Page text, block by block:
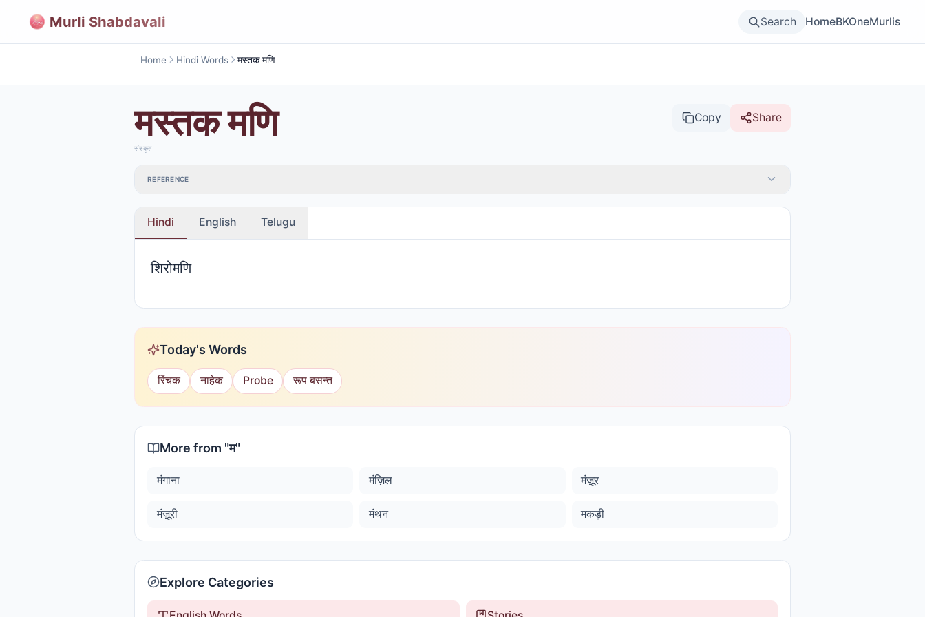
Murli Shabdavali Search HomeBKOneMurlis
Home Hindi Words मस्तक मणि
मस्तक मणि Copy Share
संस्कृत
REFERENCE
Hindi English Telugu
शिरोमणि
Today's Words
रिंचक नाहेक Probe रूप बसन्त
More from "म"
मंगाना मंज़िल मंज़ूर
मंज़ूरी मंथन मकड़ी
Explore Categories